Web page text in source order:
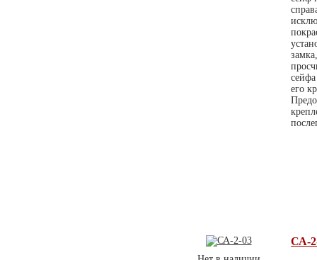
его
СА-